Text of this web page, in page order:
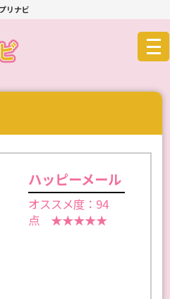
リナビ
ハッピーメール
オススメ度：94
点 ★★★★★